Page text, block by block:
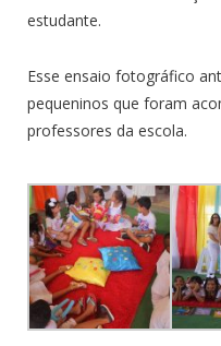
estudante.
Esse ensaio fotográfico
pequeninos que foram
professores da escola.